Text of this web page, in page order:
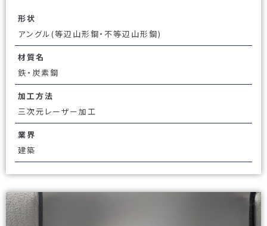
形状
アングル(等辺山形鋼・不等辺山形鋼)
材質名
鉄・炭素鋼
加工方法
三次元レーザー加工
業界
建築